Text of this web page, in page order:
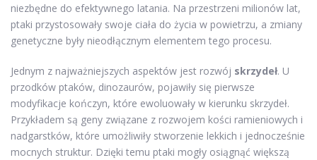
niezbędne do efektywnego latania. Na przestrzeni milionów lat,
ptaki przystosowały swoje ciała do życia w powietrzu, a zmiany
genetyczne były nieodłącznym elementem tego procesu.
Jednym z najważniejszych aspektów jest rozwój skrzydeł. U
przodków ptaków, dinozaurów, pojawiły się pierwsze
modyfikacje kończyn, które ewoluowały w kierunku skrzydeł.
Przykładem są geny związane z rozwojem kości ramieniowych i
nadgarstków, które umożliwiły stworzenie lekkich i jednocześnie
mocnych struktur. Dzięki temu ptaki mogły osiągnąć większą